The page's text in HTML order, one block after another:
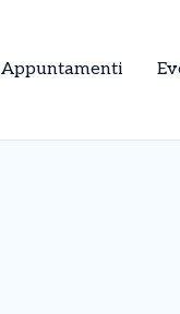
Appuntamenti